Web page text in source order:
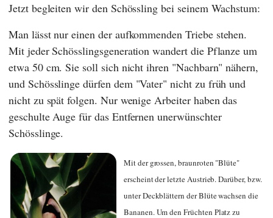
Jetzt begleiten wir den Schössling bei seinem Wachstum:
Man lässt nur einen der aufkommenden Triebe stehen.
Mit jeder Schösslingsgeneration wandert die Pflanze um
etwa 50 cm. Sie soll sich nicht ihren "Nachbarn" nähern,
und Schösslinge dürfen dem "Vater" nicht zu früh und
nicht zu spät folgen. Nur wenige Arbeiter haben das
geschulte Auge für das Entfernen unerwünschter
Schösslinge.
Mit der grossen, braunroten "Blüte"
erscheint der letzte Austrieb. Darüber, bzw.
unter Deckblättern der Blüte wachsen die
Bananen. Um den Früchten Platz zu